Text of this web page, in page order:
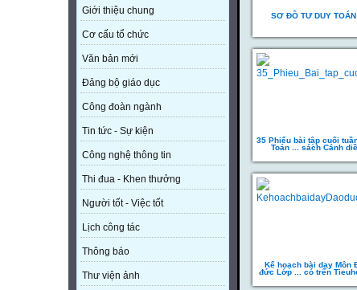
Giới thiệu chung
Cơ cấu tổ chức
Văn bản mới
Đảng bộ giáo dục
Công đoàn ngành
Tin tức - Sự kiện
Công nghệ thông tin
Thi đua - Khen thưởng
Người tốt - Việc tốt
Lịch công tác
Thông báo
Thư viện ảnh
SƠ ĐỒ TƯ DUY
35 Phiếu bài tập cuối
Toán ... sách Cánh
Kế hoạch bài dạy Môn
đức Lớp ... có trên